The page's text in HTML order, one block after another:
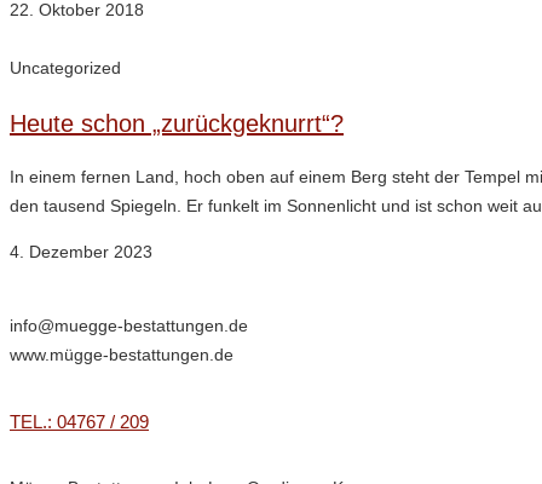
22. Oktober 2018
Uncategorized
Heute schon „zurückgeknurrt“?
In einem fernen Land, hoch oben auf einem Berg steht der Tempel
den tausend Spiegeln. Er funkelt im Sonnenlicht und ist schon weit
4. Dezember 2023
info@muegge-bestattungen.de
www.mügge-bestattungen.de
TEL.: 04767 / 209